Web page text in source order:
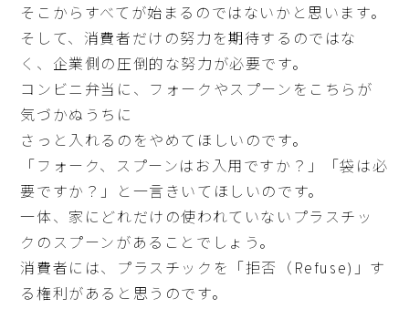
そこからすべてが始まるのではないかと思います。
そして、消費者だけの努力を期待するのではな
く、企業側の圧倒的な努力が必要です。
コンビニ弁当に、フォークやスプーンをこちらが
気づかぬうちに
さっと入れるのをやめてほしいのです。
「フォーク、スプーンはお入用ですか？」「袋は必
要ですか？」と一言きいてほしいのです。
一体、家にどれだけの使われていないプラスチッ
クのスプーンがあることでしょう。
消費者には、プラスチックを「拒否（Refuse)」す
る権利があると思うのです。